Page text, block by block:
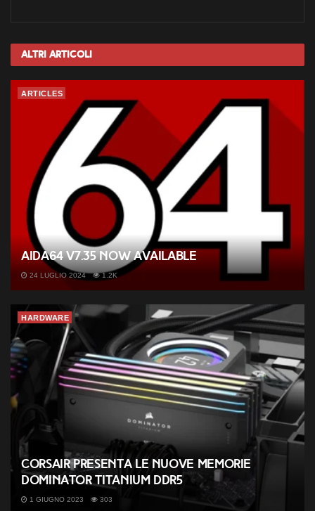
Altri Articoli
ARTICLES
AIDA64 v7.35 now available
24 LUGLIO 2024 1.2K
HARDWARE
Corsair presenta le nuove memorie
Dominator Titanium DDR5
1 GIUGNO 2023 303